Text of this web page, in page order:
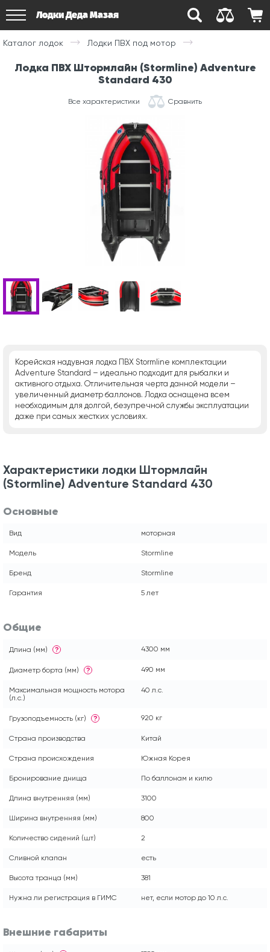
Лодки Деда Мазая
Каталог лодок Лодки ПВХ под мотор
Лодка ПВХ Штормлайн (Stormline) Adventure
Standard 430
Все характеристики Сравнить
Корейская надувная лодка ПВХ Stormline комплектации
Adventure Standard – идеально подходит для рыбалки и
активного отдыха. Отличительная черта данной модели –
увеличенный диаметр баллонов. Лодка оснащена всем
необходимым для долгой, безупречной службы эксплуатации
даже при самых жестких условиях.
Характеристики лодки Штормлайн
(Stormline) Adventure Standard 430
Основные
Вид моторная
Модель Stormline
Бренд Stormline
Гарантия 5 лет
Общие
Длина (мм) ? 4300 мм
Диаметр борта (мм) ? 490 мм
Максимальная мощность мотора
(л.с.)
40 л.с.
Грузоподъемность (кг) ? 920 кг
Страна производства Китай
Страна происхождения Южная Корея
Бронирование днища По баллонам и килю
Длина внутренняя (мм) 3100
Ширина внутренняя (мм) 800
Количество сидений (шт) 2
Сливной клапан есть
Высота транца (мм) 381
Нужна ли регистрация в ГИМС нет, если мотор до 10 л.с.
Внешние габариты